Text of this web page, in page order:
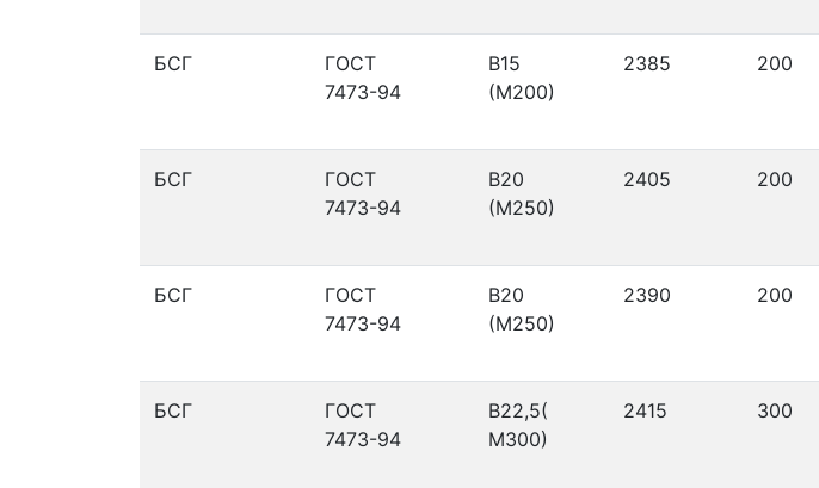
БСГ
ГОСТ
7473-94
В15
(М200)
2385 200
БСГ
ГОСТ
7473-94
В20
(М250)
2405 200
БСГ
ГОСТ
7473-94
В20
(М250)
2390 200
БСГ
ГОСТ
7473-94
В22,5(
М300)
2415 300